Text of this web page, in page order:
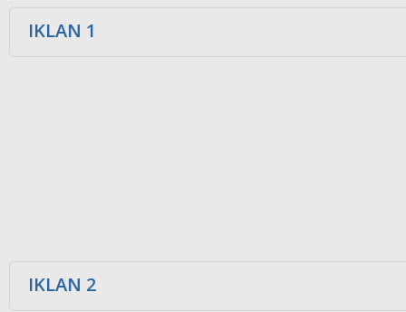
IKLAN 1
IKLAN 2